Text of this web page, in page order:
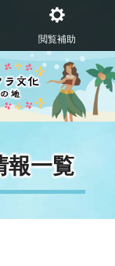
閲覧補助
報一覧